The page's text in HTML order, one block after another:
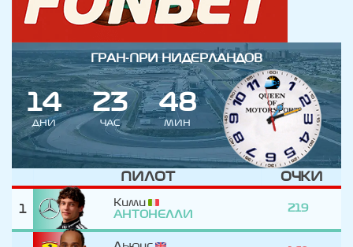
ГРАН-ПРИ НИДЕРЛАНДОВ
14
ДНИ
23
ЧАС
48
МИН
ПИЛОТ ОЧКИ
1
Кими
АНТОНЕЛЛИ
219